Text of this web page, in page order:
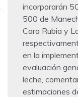
incorporarán
500 de
Cara Rubia y
en la
evaluación
leche,
estimaciones